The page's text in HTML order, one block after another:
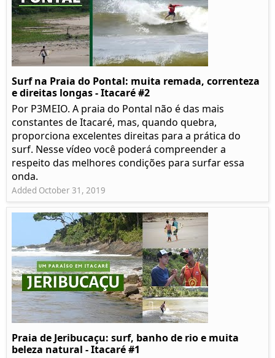
Surf na Praia do Pontal: muita remada, correnteza
e direitas longas - Itacaré #2
Por P3MEIO. A praia do Pontal não é das mais
constantes de Itacaré, mas, quando quebra,
proporciona excelentes direitas para a prática do
surf. Nesse vídeo você poderá compreender a
respeito das melhores condições para surfar essa
onda.
Added October 31, 2019
Praia de Jeribucaçu: surf, banho de rio e muita
beleza natural - Itacaré #1